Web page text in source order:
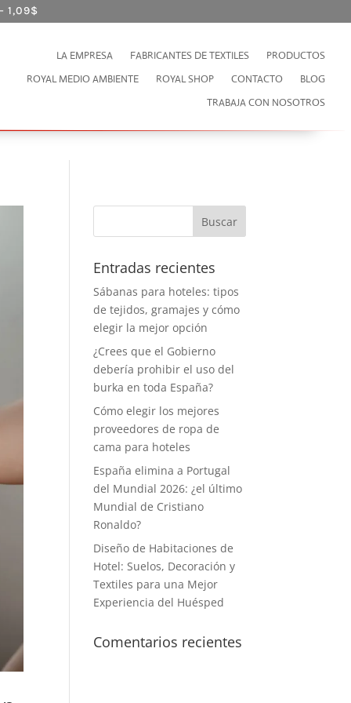
1,09$
LA EMPRESA FABRICANTES DE TEXTILES
PRODUCTOS
ROYAL MEDIO AMBIENTE
ROYAL SHOP CONTACTO
BLOG
TRABAJA CON NOSOTROS
Entradas recientes
Sábanas para hoteles: tipos
de tejidos, gramajes y cómo
elegir la mejor opción
¿Crees que el Gobierno
debería prohibir el uso del
burka en toda España?
Cómo elegir los mejores
proveedores de ropa de
cama para hoteles
España elimina a Portugal
del Mundial 2026: ¿el último
Mundial de Cristiano
Ronaldo?
Diseño de Habitaciones de
Hotel: Suelos, Decoración y
Textiles para una Mejor
Experiencia del Huésped
Comentarios recientes